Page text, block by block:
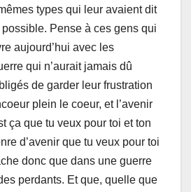
types qui leur avaient dit
possible. Pense à ces gens qui
aujourd’hui avec les
qui n’aurait jamais dû
de garder leur frustration
plein le coeur, et l’avenir
ça que tu veux pour toi et ton
d’avenir que tu veux pour toi
donc que dans une guerre
perdants. Et que, quelle que